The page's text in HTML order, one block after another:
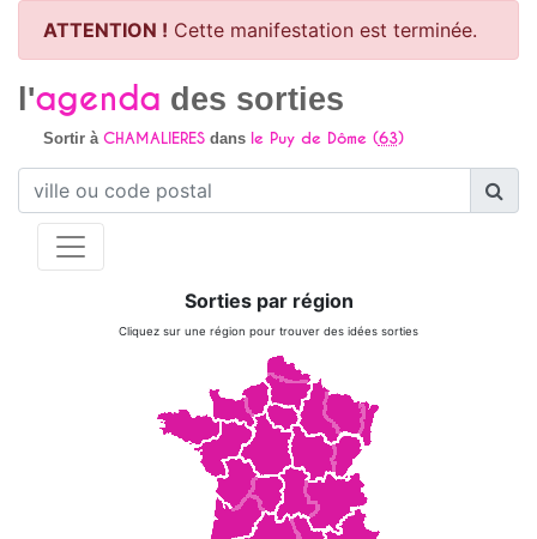
ATTENTION ! Cette manifestation est terminée.
l'agenda des sorties
Sortir à CHAMALIERESdans le Puy de Dôme (63)
Sorties par région
Cliquez sur une région pour trouver des idées sorties